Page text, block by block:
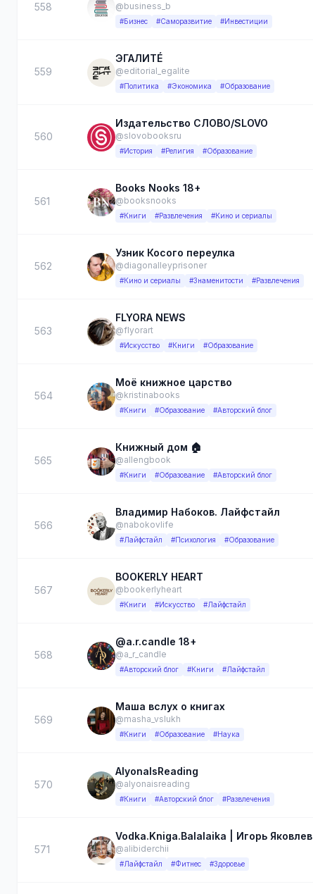
558 @business_b
#Бизнес #Саморазвитие #Инвестиции
559
ЭГАЛИТÉ
@editorial_egalite
#Политика #Экономика #Образование
560
Издательство СЛОВО/SLOVO
@slovobooksru
#История #Религия #Образование
561
Books Nooks 18+
@booksnooks
#Книги #Развлечения #Кино и сериалы
562
Узник Косого переулка
@diagonalleyprisoner
#Кино и сериалы #Знаменитости #Развлечения
563
FLYORA NEWS
@flyorart
#Искусство #Книги #Образование
564
Моё книжное царство
@kristinabooks
#Книги #Образование #Авторский блог
565
Книжный дом 🏠
@allengbook
#Книги #Образование #Авторский блог
566
Владимир Набоков. Лайфстайл
@nabokovlife
#Лайфстайл #Психология #Образование
567
BOOKERLY HEART
@bookerlyheart
#Книги #Искусство #Лайфстайл
568
@a.r.candle 18+
@a_r_candle
#Авторский блог #Книги #Лайфстайл
569
Маша вслух о книгах
@masha_vslukh
#Книги #Образование #Наука
570
AlyonaIsReading
@alyonaisreading
#Книги #Авторский блог #Развлечения
571
Vodka.Kniga.Balalaika | Игорь Яковлев
@alibiderchii
#Лайфстайл #Фитнес #Здоровье